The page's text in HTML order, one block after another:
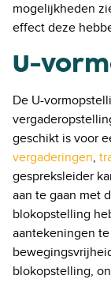
mogelijkheden
effect deze
U-
De U-
geschikt is voor
vergaderingen
gespreksleider
aan te gaan met
blokopstelling
aantekeningen
blokopstelling,